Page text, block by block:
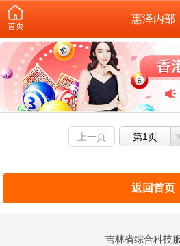
首页
惠泽内部
上一页 第1页
返回首页
吉林省综合科技